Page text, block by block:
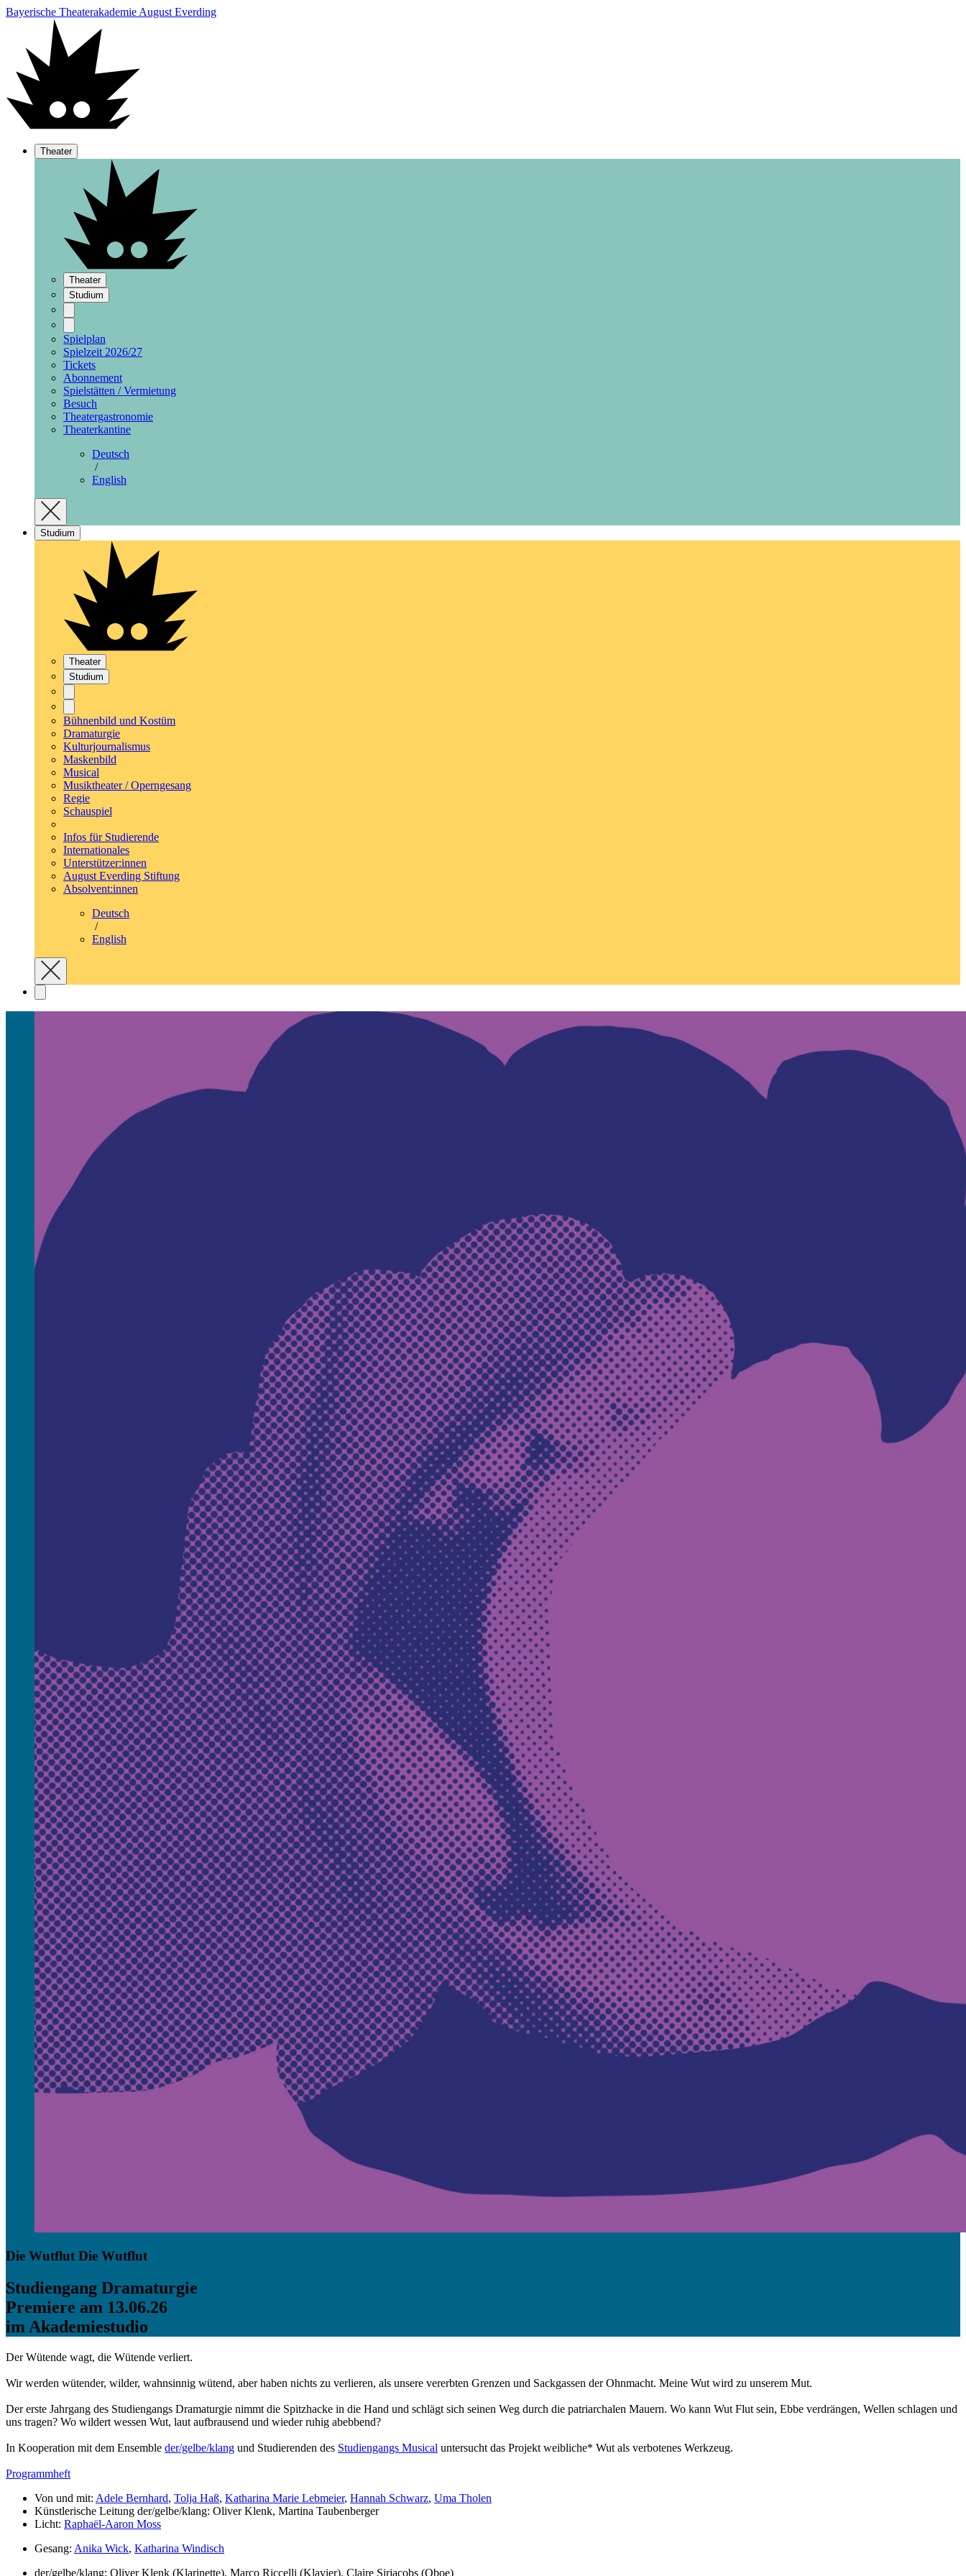
Bayerische Theaterakademie August Everding
Theater
Theater
Studium
Spielplan
Spielzeit 2026/27
Tickets
Abonnement
Spielstätten / Vermietung
Besuch
Theatergastronomie
Theaterkantine
Deutsch
/
English
Studium
Theater
Studium
Bühnenbild und Kostüm
Dramaturgie
Kulturjournalismus
Maskenbild
Musical
Musiktheater / Operngesang
Regie
Schauspiel
Infos für Studierende
Internationales
Unterstützer:innen
August Everding Stiftung
Absolvent:innen
Deutsch
/
English
Die Wutflut Die Wutflut
Studiengang Dramaturgie
Premiere am 13.06.26
im Akademiestudio
Der Wütende wagt, die Wütende verliert.
Wir werden wütender, wilder, wahnsinnig wütend, aber haben nichts zu verlieren, als unsere vererbten Grenzen und Sackgassen der Ohnmacht. Meine Wut wird zu unserem Mut.
Der erste Jahrgang des Studiengangs Dramaturgie nimmt die Spitzhacke in die Hand und schlägt sich seinen Weg durch die patriarchalen Mauern. Wo kann Wut Flut sein, Ebbe verdrängen, Wellen schlagen und
uns tragen? Wo wildert wessen Wut, laut aufbrausend und wieder ruhig abebbend?
In Kooperation mit dem Ensemble der/gelbe/klang und Studierenden des Studiengangs Musical untersucht das Projekt weibliche* Wut als verbotenes Werkzeug.
Programmheft
Von und mit: Adele Bernhard, Tolja Haß, Katharina Marie Lebmeier, Hannah Schwarz, Uma Tholen
Künstlerische Leitung der/gelbe/klang: Oliver Klenk, Martina Taubenberger
Licht: Raphaël-Aaron Moss
Gesang: Anika Wick, Katharina Windisch
der/gelbe/klang: Oliver Klenk (Klarinette), Marco Riccelli (Klavier), Claire Sirjacobs (Oboe)